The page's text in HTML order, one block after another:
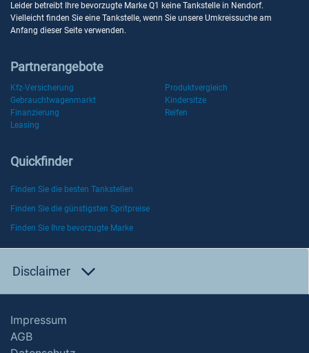
Leider betreibt Ihre bevorzugte Marke Q1 keine Tankstelle in Nendorf.
Vielleicht finden Sie eine Tankstelle, wenn Sie unsere Umkreissuche am
Anfang dieser Seite verwenden.
Partnerangebote
Kfz-Versicherung
Produktvergleich
Gebrauchtwagenmarkt
Kindersitze
Finanzierung
Reifen
Leasing
Quickfinder
Finden Sie die besten Tankstellen
Finden Sie die günstigsten Spritpreise
Finden Sie Ihre bevorzugte Marke
Disclaimer
Impressum
AGB